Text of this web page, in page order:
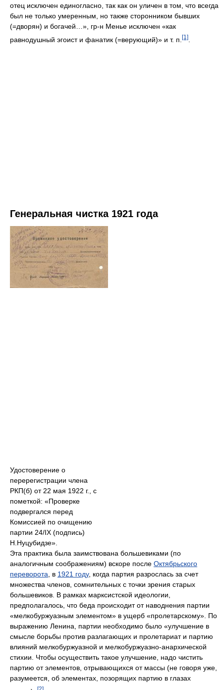
отец исключен единогласно, так как он уличен в том, что всегда
был не только умеренным, но также сторонником бывших
(=дворян) и богачей…», гр-н Менье исключен «как
равнодушный эгоист и фанатик (=верующий)» и т. п. [1]
Генеральная чистка 1921 года
Удостоверение о
перерегистрации члена
РКП(б) от 22 мая 1922 г., с
пометкой: «Проверке
подвергался перед
Комиссией по очищению
партии 24/IX (подпись)
Н.Нуцубидзе».
Эта практика была заимствована большевиками (по
аналогичным соображениям) вскоре после Октябрьского
переворота, в 1921 году, когда партия разрослась за счет
множества членов, сомнительных с точки зрения старых
большевиков. В рамках марксистской идеологии,
предполагалось, что беда происходит от наводнения партии
«мелкобуржуазным элементом» в ущерб «пролетарскому». По
выражению Ленина, партии необходимо было «улучшение в
смысле борьбы против разлагающих и пролетариат и партию
влияний мелкобуржуазной и мелкобуржуазно-анархической
стихии. Чтобы осуществить такое улучшение, надо чистить
партию от элементов, отрывающихся от массы (не говоря уже,
разумеется, об элементах, позорящих партию в глазах